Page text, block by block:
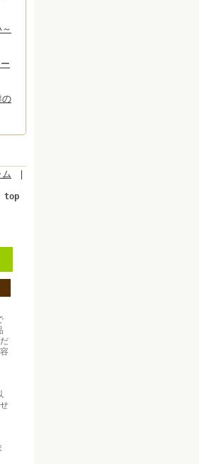
の
｜
top